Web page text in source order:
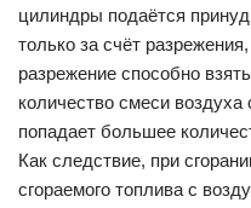
цилиндры подаётся
только за счёт
разрежение способно
количество смеси воздуха
попадает большее
Как следствие, при
сгораемого топлива с